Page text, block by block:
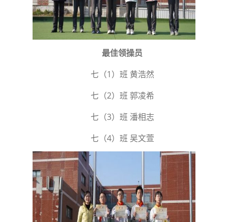
最佳领操员
七（1）班 黄浩然
七（2）班 郭凌希
七（3）班 潘相志
七（4）班 吴文萱